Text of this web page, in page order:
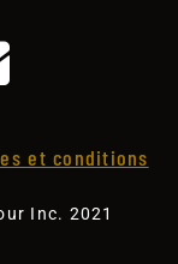
et conditions
Inc. 2021